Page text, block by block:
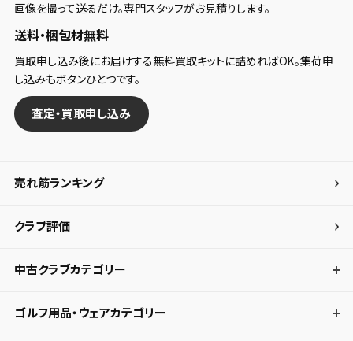
画像を撮って送るだけ。専門スタッフがお見積りします。
送料・梱包材無料
買取申し込み後にお届けする無料買取キットに詰めればOK。集荷申
し込みもボタンひとつです。
査定・買取申し込み
売れ筋ランキング
クラブ評価
中古クラブカテゴリー
ゴルフ用品・ウェアカテゴリー